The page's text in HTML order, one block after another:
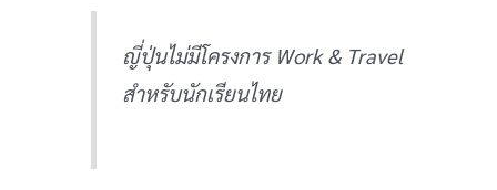
ญี่ปุ่นไม่มีโครงการ Work & Travel
สำหรับนักเรียนไทย